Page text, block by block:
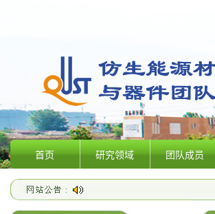
首页 研究领域 团队成员